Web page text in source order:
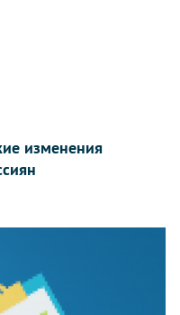
изменения